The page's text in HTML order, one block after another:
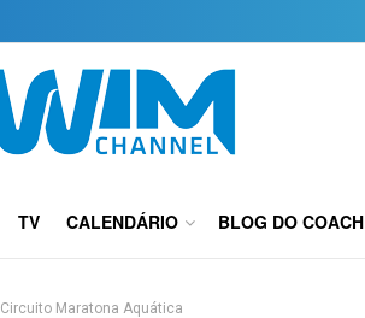
TV CALENDÁRIO BLOG DO COACH
Circuito Maratona Aquática